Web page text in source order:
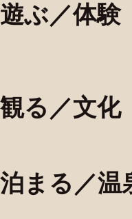
遊ぶ／体験
観る／文化
泊まる／温